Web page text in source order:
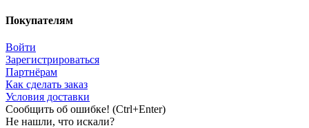
Покупателям
Войти
Зарегистрироваться
Партнёрам
Как сделать заказ
Условия доставки
Сообщить об ошибке! (Ctrl+Enter)
Не нашли, что искали?